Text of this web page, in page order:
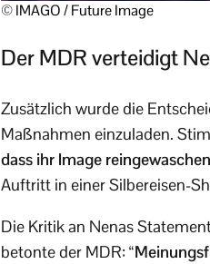
© IMAGO / Future Image
Der MDR verteidigt
Zusätzlich wurde die
Maßnahmen einzuladen.
dass ihr Image
Auftritt in einer Silbereisen-
Die Kritik an Nenas
betonte der MDR: